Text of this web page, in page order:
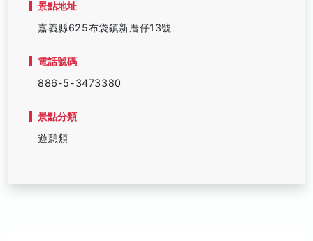
景點地址
嘉義縣625布袋鎮新厝仔13號
電話號碼
886-5-3473380
景點分類
遊憩類